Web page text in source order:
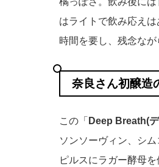
はライトで飲み応え
時間を要し、残念な
奈良さん初醸造
この「 Deep Breath(
ソンソーヴィン、シ
ピルスにラガー酵母